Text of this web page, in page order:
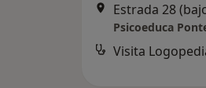
Estrada 28
Psicoeduca